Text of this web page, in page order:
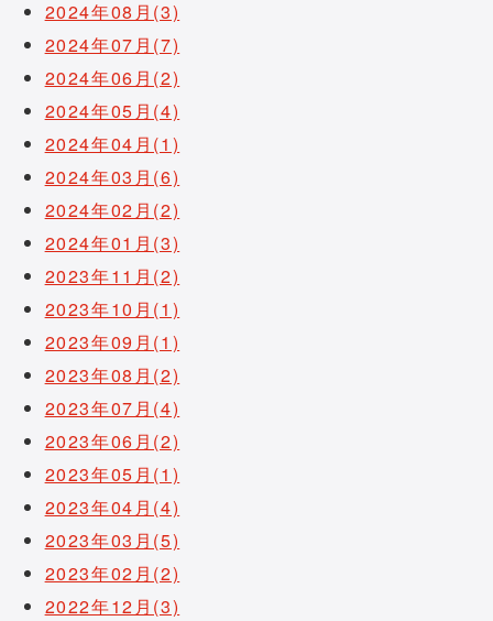
2024年08月(3)
2024年07月(7)
2024年06月(2)
2024年05月(4)
2024年04月(1)
2024年03月(6)
2024年02月(2)
2024年01月(3)
2023年11月(2)
2023年10月(1)
2023年09月(1)
2023年08月(2)
2023年07月(4)
2023年06月(2)
2023年05月(1)
2023年04月(4)
2023年03月(5)
2023年02月(2)
2022年12月(3)